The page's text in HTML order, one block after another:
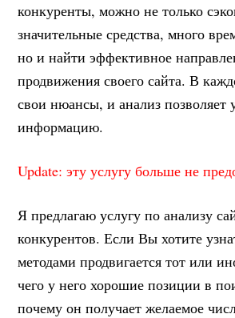
конкуренты, можно не только
значительные средства, много
но и найти эффективное
продвижения своего сайта. В
свои нюансы, и анализ позволяет
информацию.
Update: эту услугу больше не
Я предлагаю услугу по анализу
конкурентов. Если Вы хотите
методами продвигается тот или
чего у него хорошие позиции в
почему он получает желаемое